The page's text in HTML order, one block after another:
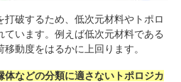
破するため、低次元材料やトポロ
います。例えば低次元材料である
動度をはるかに上回ります。
体などの分類に適さないトポロジカ